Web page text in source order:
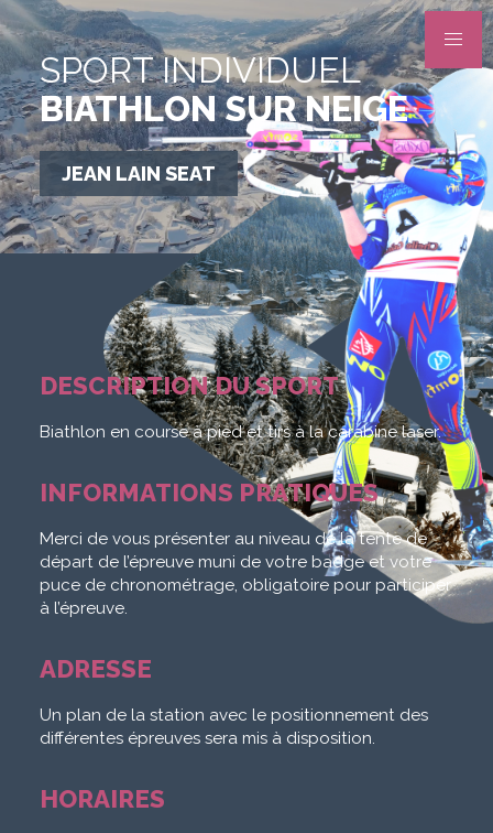
SPORT INDIVIDUEL
BIATHLON SUR NEIGE
JEAN LAIN SEAT
DESCRIPTION DU SPORT
Biathlon en course à pied et tirs à la carabine laser.
INFORMATIONS PRATIQUES
Merci de vous présenter au niveau de la tente de
départ de l’épreuve muni de votre badge et votre
puce de chronométrage, obligatoire pour participer
à l’épreuve.
ADRESSE
Un plan de la station avec le positionnement des
différentes épreuves sera mis à disposition.
HORAIRES